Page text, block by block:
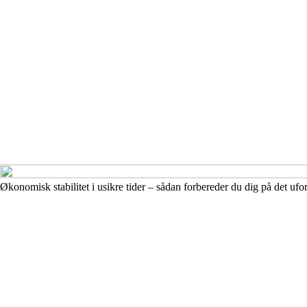
Økonomisk stabilitet i usikre tider – sådan forbereder du dig på det